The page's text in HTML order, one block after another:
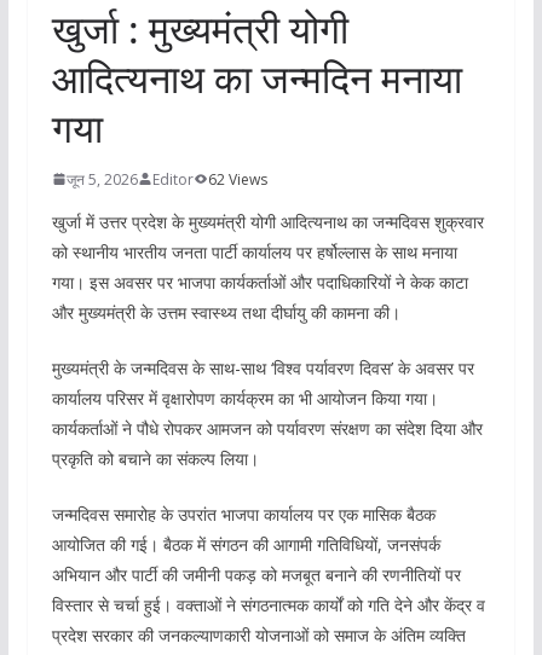
खुर्जा : मुख्यमंत्री योगी
आदित्यनाथ का जन्मदिन मनाया
गया
जून 5, 2026 Editor 62 Views
खुर्जा में उत्तर प्रदेश के मुख्यमंत्री योगी आदित्यनाथ का जन्मदिवस शुक्रवार
को स्थानीय भारतीय जनता पार्टी कार्यालय पर हर्षोल्लास के साथ मनाया
गया। इस अवसर पर भाजपा कार्यकर्ताओं और पदाधिकारियों ने केक काटा
और मुख्यमंत्री के उत्तम स्वास्थ्य तथा दीर्घायु की कामना की।
मुख्यमंत्री के जन्मदिवस के साथ-साथ ‘विश्व पर्यावरण दिवस’ के अवसर पर
कार्यालय परिसर में वृक्षारोपण कार्यक्रम का भी आयोजन किया गया।
कार्यकर्ताओं ने पौधे रोपकर आमजन को पर्यावरण संरक्षण का संदेश दिया और
प्रकृति को बचाने का संकल्प लिया।
जन्मदिवस समारोह के उपरांत भाजपा कार्यालय पर एक मासिक बैठक
आयोजित की गई। बैठक में संगठन की आगामी गतिविधियों, जनसंपर्क
अभियान और पार्टी की जमीनी पकड़ को मजबूत बनाने की रणनीतियों पर
विस्तार से चर्चा हुई। वक्ताओं ने संगठनात्मक कार्यों को गति देने और केंद्र व
प्रदेश सरकार की जनकल्याणकारी योजनाओं को समाज के अंतिम व्यक्ति